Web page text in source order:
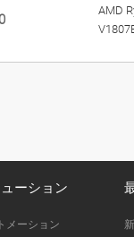
AMD
ーション
メーション